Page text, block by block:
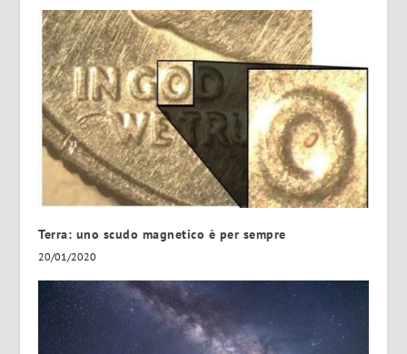
Terra: uno scudo magnetico è per sempre
20/01/2020